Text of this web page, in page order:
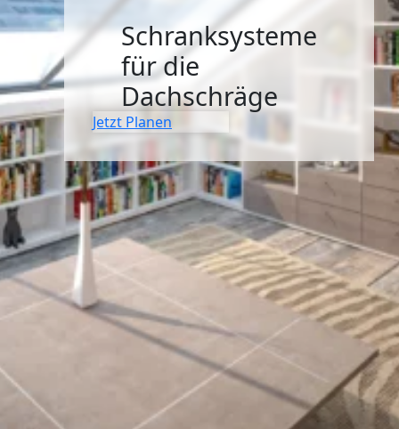
Schranksysteme
für die
Dachschräge
Jetzt Planen
SIDEBOARDS
KOMMODEN
LOWBOARDS
TV-MÖBEL
FLURMÖBEL
VITRINEN
ECKLÖSUNGEN
WANDBOARDS